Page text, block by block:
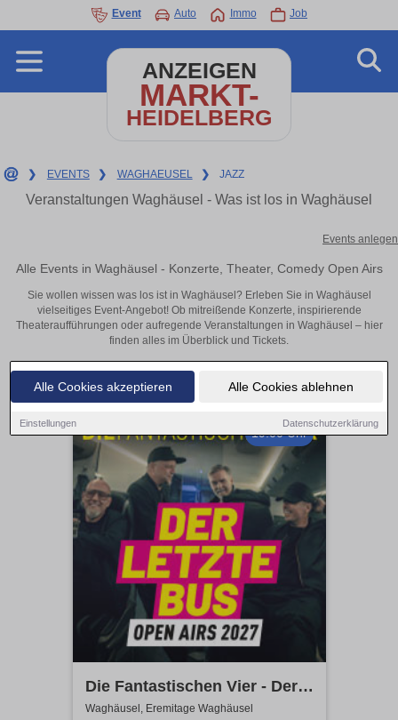
Alle Cookies akzeptieren Alle Cookies ablehnen
Einstellungen Datenschutzerklärung
Event Auto Immo Job
ANZEIGEN
MARKT-
HEIDELBERG
❯ EVENTS ❯ WAGHAEUSEL ❯ JAZZ
Veranstaltungen Waghäusel - Was ist los in Waghäusel
Events anlegen
Alle Events in Waghäusel - Konzerte, Theater, Comedy Open Airs
Sie wollen wissen was los ist in Waghäusel? Erleben Sie in Waghäusel
vielseitiges Event-Angebot! Ob mitreißende Konzerte, inspirierende
Theateraufführungen oder aufregende Veranstaltungen in Waghäusel – hier
finden alles im Überblick und Tickets.
19:00 Uhr
Die Fantastischen Vier - Der
letzte Bus - Open Airs 2027 -
Waghäusel, Eremitage Waghäusel